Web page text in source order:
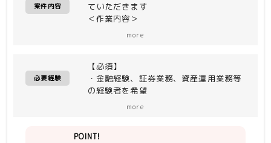
案件内容
ていただきます
＜作業内容＞
・通常の案件対応の他に、顧客申請によ
る切り替え作業、問合せ対応、本番障害
対応、UAT/総合環境のABEND対応をお
・言語：JSP(画面)、COBOL(ビジネス
more
必要経験
【必須】
・金融経験、証券業務、資産運用業務等
の経験者を希望
方かつ、一人称で対応可能な方
more
POINT!